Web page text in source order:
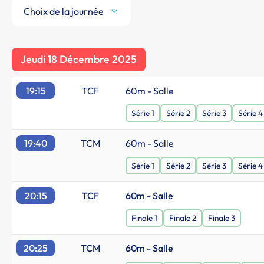
Choix de la journée
Jeudi 18 Décembre 2025
19:15 TCF 60m - Salle
Série 1 Série 2 Série 3 Série 4
19:40 TCM 60m - Salle
Série 1 Série 2 Série 3 Série 4
20:15 TCF 60m - Salle
Finale 1 Finale 2 Finale 3
20:25 TCM 60m - Salle